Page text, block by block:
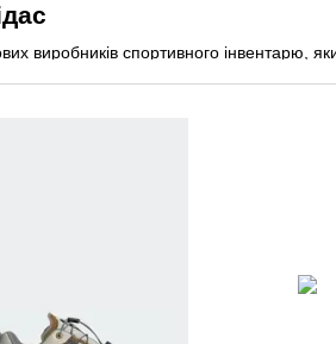
виробників спортивного інвентарю,
не могли встигнути за вимогами
Карім Абдул-Джаббар підписав
НБА. Сьогодні близько 70
Деррік Роуз, Джон Уолл та